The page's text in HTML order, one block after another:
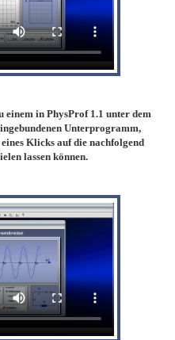
einem in PhysProf 1.1 unter dem
Unterprogramm,
Klicks auf die nachfolgend
lassen können.